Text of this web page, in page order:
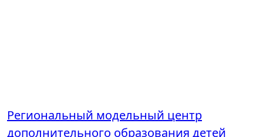
Региональный модельный центр
дополнительного образования детей